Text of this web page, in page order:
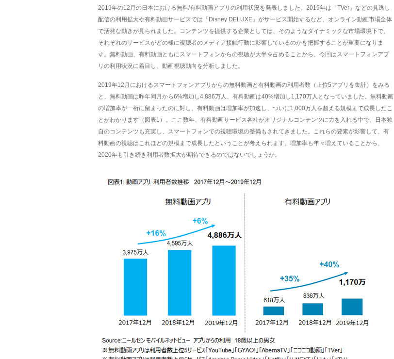
2019年の12月の日本における無料/有料動画アプリの利用状況を発表しました。2019年は「TVer」などの見逃し
配信の利用拡大や有料動画サービスでは「Disney DELUXE」がサービス開始するなど、オンライン動画市場全体
で活発な動きが見られました。コンテンツを提供する企業としては、そのようなダイナミックな市場環境下で、
それぞれのサービスがどの様に視聴者のメディア接触行動に影響しているのかを把握することが重要になりま
す。無料動画、有料動画ともにスマートフォンからの視聴が大半を占めることから、今回はスマートフォンアプ
リの利用状況に着目し、動画視聴動向を分析しました。
2019年12月におけるスマートフォンアプリからの無料動画と有料動画の利用者数（上位5アプリを集計）をみる
と、無料動画は昨年同月から6%増加し4,886万人、有料動画は40%増加し1,170万人となっていました。無料動画
の増加率が一桁に留まったのに対し、有料動画は増加率が加速し、ついに1,000万人を超える規模まで成長したこ
とがわかります（図表1）。ここ数年、有料動画サービス各社がオリジナルコンテンツに力を入れる中で、日本独
自のコンテンツも充実し、スマートフォンでの視聴環境の整備もされてきました。これらの要素が影響して、有
料動画の視聴はこれほどの規模まで成長したということが考えられます。増加率も年々増えていることから、
2020年も引き続き利用者数拡大が期待できるのではないでしょうか。